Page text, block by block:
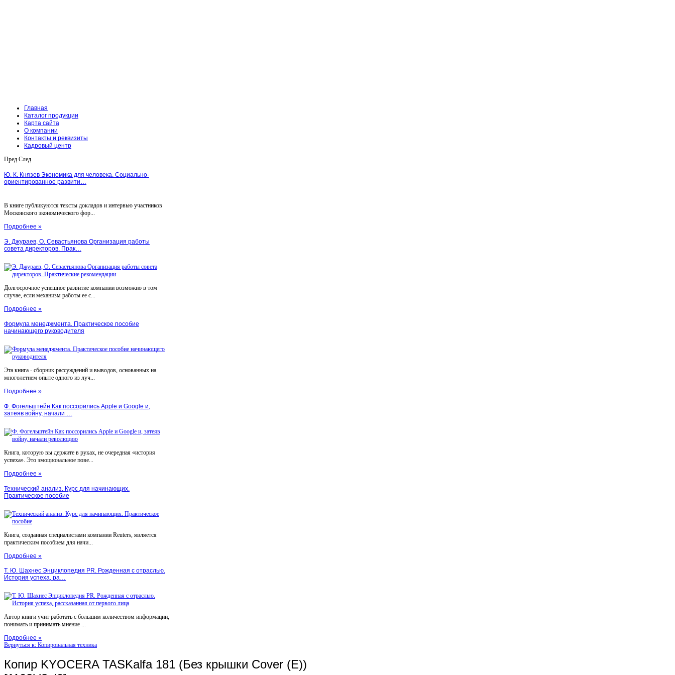
Главная
Каталог продукции
Карта сайта
О компании
Контакты и реквизиты
Кадровый центр
Пред След
Ю. К. Князев Экономика для человека. Социально-
ориентированное развити…
В книге публикуются тексты докладов и интервью участников
Московского экономического фор...
Подробнее »
Э. Джураев, О. Севастьянова Организация работы
совета директоров. Прак…
Долгосрочное успешное развитие компании возможно в том
случае, если механизм работы ее с...
Подробнее »
Формула менеджмента. Практическое пособие
начинающего руководителя
Эта книга - сборник рассуждений и выводов, основанных на
многолетнем опыте одного из луч...
Подробнее »
Ф. Фогельштейн Как поссорились Apple и Google и,
затеяв войну, начали …
Книга, которую вы держите в руках, не очередная «история
успеха». Это эмоциональное пове...
Подробнее »
Технический анализ. Курс для начинающих.
Практическое пособие
Книга, созданная специалистами компании Reuters, является
практическим пособием для начи...
Подробнее »
Т. Ю. Шахнес Энциклопедия PR. Рожденная с отраслью.
История успеха, ра…
Автор книги учит работать с большим количеством информации,
понимать и принимать мнение ...
Подробнее »
Вернуться к: Копировальная техника
Копир KYOCERA TASKalfa 181 (Без крышки Cover (E))